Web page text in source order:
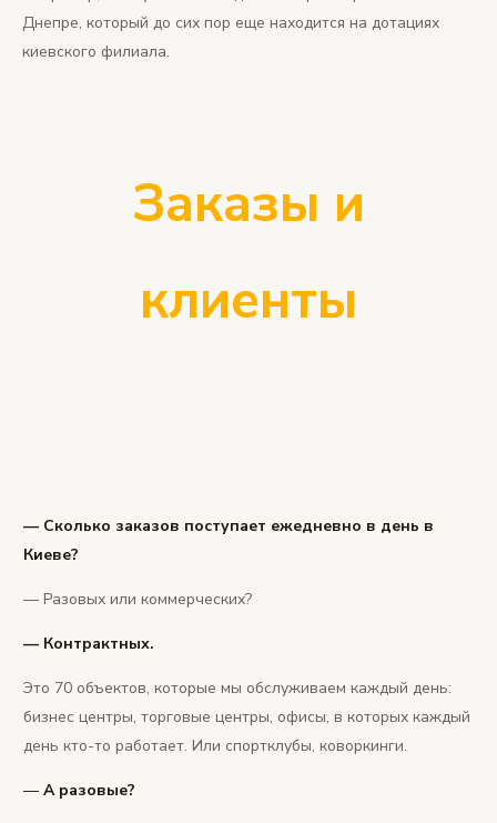
Днепре, который до сих пор еще находится на дотациях
киевского филиала.
Заказы и
клиенты
— Сколько заказов поступает ежедневно в день в
Киеве?
— Разовых или коммерческих?
— Контрактных.
Это 70 объектов, которые мы обслуживаем каждый день:
бизнес центры, торговые центры, офисы, в которых каждый
день кто-то работает. Или спортклубы, коворкинги.
— А разовые?